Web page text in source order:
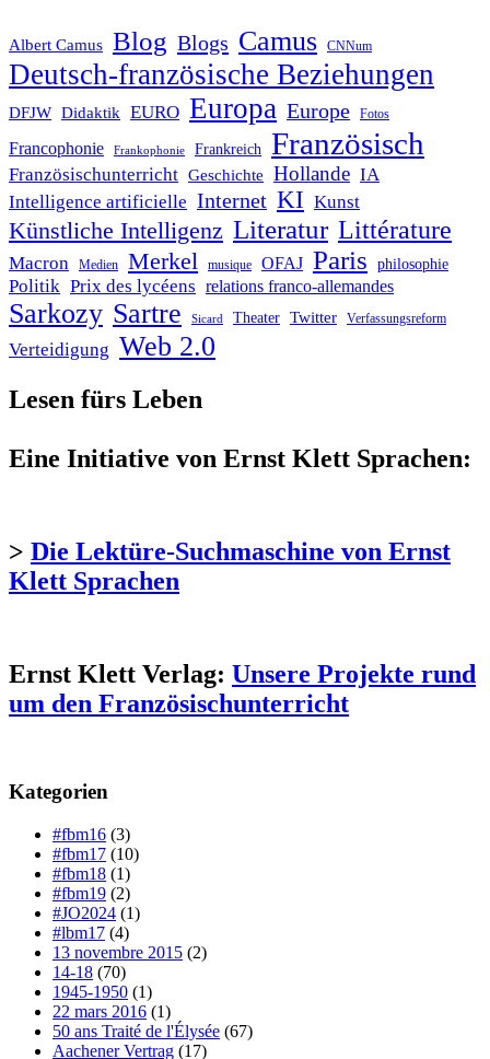
Albert Camus Blog Blogs Camus CNNum
Deutsch-französische Beziehungen
DFJW Didaktik EURO Europa Europe Fotos
Francophonie Frankophonie Frankreich Französisch
Französischunterricht Geschichte Hollande IA
Intelligence artificielle Internet KI Kunst
Künstliche Intelligenz Literatur Littérature
Macron Medien Merkel musique OFAJ Paris philosophie
Politik Prix des lycéens relations franco-allemandes
Sarkozy Sartre Sicard Theater Twitter Verfassungsreform
Verteidigung Web 2.0
Lesen fürs Leben
Eine Initiative von Ernst Klett Sprachen:
> Die Lektüre-Suchmaschine von Ernst
Klett Sprachen
Ernst Klett Verlag: Unsere Projekte rund
um den Französischunterricht
Kategorien
#fbm16 (3)
#fbm17 (10)
#fbm18 (1)
#fbm19 (2)
#JO2024 (1)
#lbm17 (4)
13 novembre 2015 (2)
14-18 (70)
1945-1950 (1)
22 mars 2016 (1)
50 ans Traité de l'Élysée (67)
Aachener Vertrag (17)